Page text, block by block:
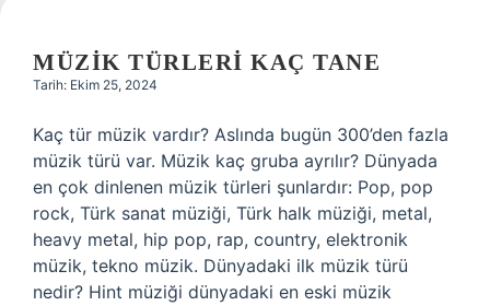
MÜZIK TÜRLERI KAÇ TANE
Tarih: Ekim 25, 2024
Kaç tür müzik vardır? Aslında bugün 300’den fazla
müzik türü var. Müzik kaç gruba ayrılır? Dünyada
en çok dinlenen müzik türleri şunlardır: Pop, pop
rock, Türk sanat müziği, Türk halk müziği, metal,
heavy metal, hip pop, rap, country, elektronik
müzik, tekno müzik. Dünyadaki ilk müzik türü
nedir? Hint müziği dünyadaki en eski müzik